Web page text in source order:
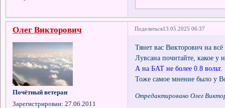
Поделиться13.05.2025 06:37
Олег Викторович
Почётный ветеран
Зарегистрирован: 27.06.2011
Тянет вас Викторович на
Лувсана почитайте, какое у
А на БАТ не более 0.8 вольт.
Тоже самое мнение было у
Отредактировано Олег